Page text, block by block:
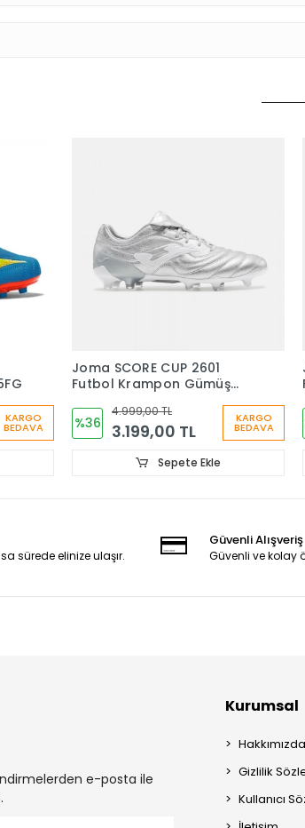
KARGO
BEDAVA
Joma SCORE CUP 2601
Futbol Krampon Gümüş
%36
4.999,00 TL
3.199,00 TL
KARGO
BEDAVA
Sepete Ekle
sürede elinize ulaşır.
Güvenli Alışveriş
Güvenli ve kolay
e-posta ile
Kurumsal
Hakkımızda
Gizlilik
Kullanıcı